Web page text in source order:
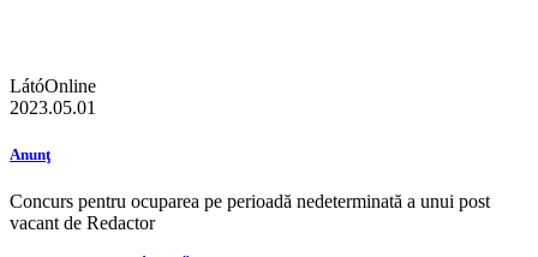
LátóOnline
2023.05.01
Anunţ
Concurs pentru ocuparea pe perioadă nedeterminată a unui post
vacant de Redactor